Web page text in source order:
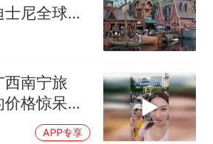
尼全球加
西南宁旅
价格惊呆
的实现水果
APP专享